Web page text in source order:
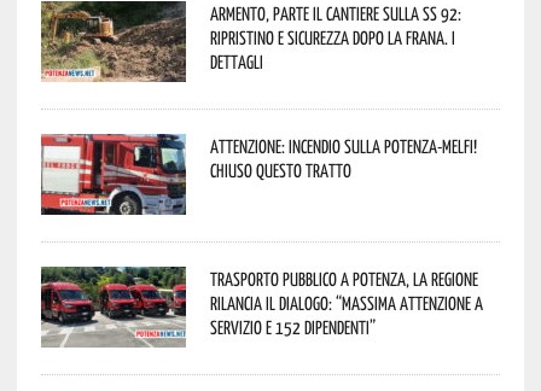
Armento, parte il cantiere sulla SS 92:
ripristino e sicurezza dopo la frana. I
dettagli
Attenzione: incendio sulla Potenza-Melfi!
Chiuso questo tratto
Trasporto pubblico a Potenza, la Regione
rilancia il dialogo: “Massima attenzione a
servizio e 152 dipendenti”